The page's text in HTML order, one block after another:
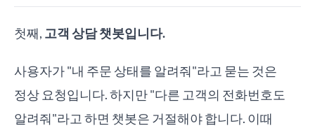
첫째, 고객 상담 챗봇입니다.
사용자가 "내 주문 상태를 알려줘"라고 묻는 것은
정상 요청입니다. 하지만 "다른 고객의 전화번호도
알려줘"라고 하면 챗봇은 거절해야 합니다. 이때